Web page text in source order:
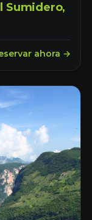
Sumidero,
ahora →